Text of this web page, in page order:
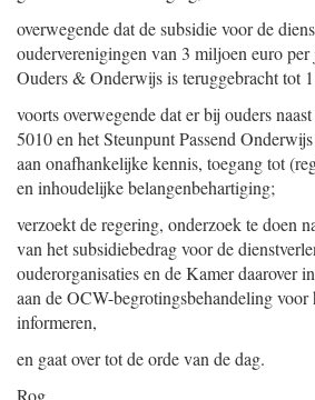
overwegende dat de subsidie voor de
ouderverenigingen van 3 miljoen euro per
Ouders & Onderwijs is teruggebracht tot
voorts overwegende dat er bij ouders
5010 en het Steunpunt Passend
aan onafhankelijke kennis, toegang tot
en inhoudelijke belangenbehartiging;
verzoekt de regering, onderzoek te doen
van het subsidiebedrag voor de
ouderorganisaties en de Kamer daarover
aan de OCW-begrotingsbehandeling voor
informeren,
en gaat over tot de orde van de dag.
Rog